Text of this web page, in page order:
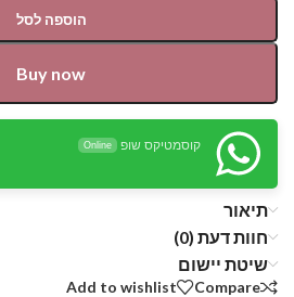
הוספה לסל
Buy now
קוסמטיקס שופ Online
תיאור
חוות דעת (0)
שיטת יישום
Compare
Add to wishlist